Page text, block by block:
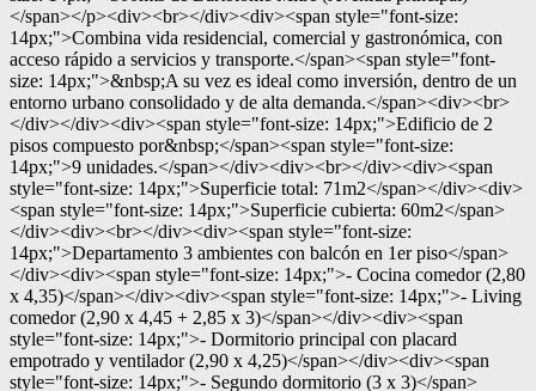
</span></p><div><br></div><div><span style="font-size:
14px;">Combina vida residencial, comercial y gastronómica, con
acceso rápido a servicios y transporte.</span><span style="font-
size: 14px;">&nbsp;A su vez es ideal como inversión, dentro de un
entorno urbano consolidado y de alta demanda.</span><div><br>
</div></div><div><span style="font-size: 14px;">Edificio de 2
pisos compuesto por&nbsp;</span><span style="font-size:
14px;">9 unidades.</span></div><div><br></div><div><span
style="font-size: 14px;">Superficie total: 71m2</span></div><div>
<span style="font-size: 14px;">Superficie cubierta: 60m2</span>
</div><div><br></div><div><span style="font-size:
14px;">Departamento 3 ambientes con balcón en 1er piso</span>
</div><div><span style="font-size: 14px;">- Cocina comedor (2,80
x 4,35)</span></div><div><span style="font-size: 14px;">- Living
comedor (2,90 x 4,45 + 2,85 x 3)</span></div><div><span
style="font-size: 14px;">- Dormitorio principal con placard
empotrado y ventilador (2,90 x 4,25)</span></div><div><span
style="font-size: 14px;">- Segundo dormitorio (3 x 3)</span>